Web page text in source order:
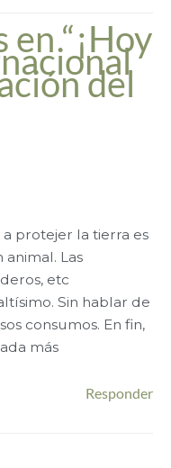
“¡Hoy
del
protejer la tierra es
Las
etc
Sin hablar de
consumos. En fin,
más
Responder